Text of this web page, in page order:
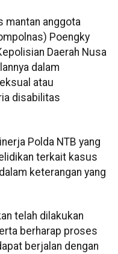
mantan anggota
Poengky
Daerah Nusa
dalam
atau
disabilitas
Polda NTB yang
terkait kasus
keterangan yang
telah dilakukan
berharap proses
berjalan dengan